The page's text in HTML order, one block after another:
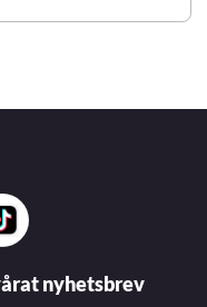
nyhetsbrev